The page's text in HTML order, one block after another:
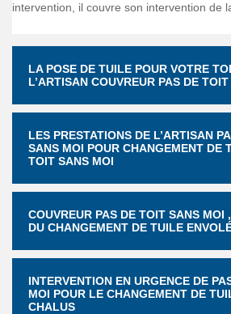
intervention, il couvre son intervention de
LA POSE DE TUILE POUR VOTRE
L’ARTISAN COUVREUR PAS DE
LES PRESTATIONS DE L’ARTISAN
SANS MOI POUR CHANGEMENT DE
TOIT SANS MOI
COUVREUR PAS DE TOIT SANS MOI
DU CHANGEMENT DE TUILE
INTERVENTION EN URGENCE DE
MOI POUR LE CHANGEMENT DE
CHALUS